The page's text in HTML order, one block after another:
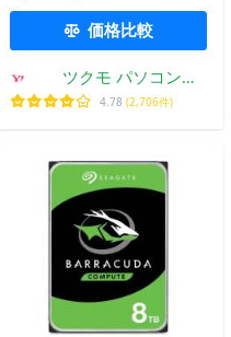
価格比較
ツクモ パソコン
Yahoo!店
4.78 (2,706件)